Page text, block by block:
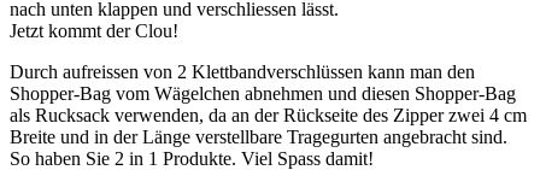
nach unten klappen und verschliessen lässt.
Jetzt kommt der Clou!
Durch aufreissen von 2 Klettbandverschlüssen kann man den
Shopper-Bag vom Wägelchen abnehmen und diesen Shopper-Bag
als Rucksack verwenden, da an der Rückseite des Zipper zwei 4 cm
Breite und in der Länge verstellbare Tragegurten angebracht sind.
So haben Sie 2 in 1 Produkte. Viel Spass damit!